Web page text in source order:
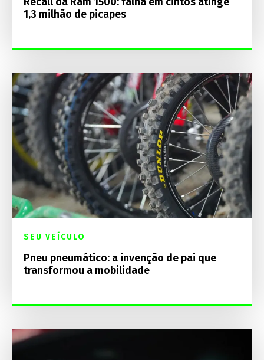
1,3 milhão de picapes
SEU VEÍCULO
Pneu pneumático: a invenção de pai que
transformou a mobilidade